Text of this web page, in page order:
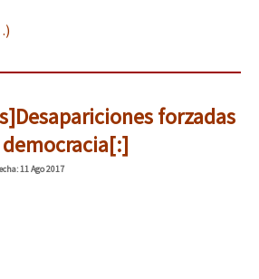
forzadas
: 11 Ago 2017